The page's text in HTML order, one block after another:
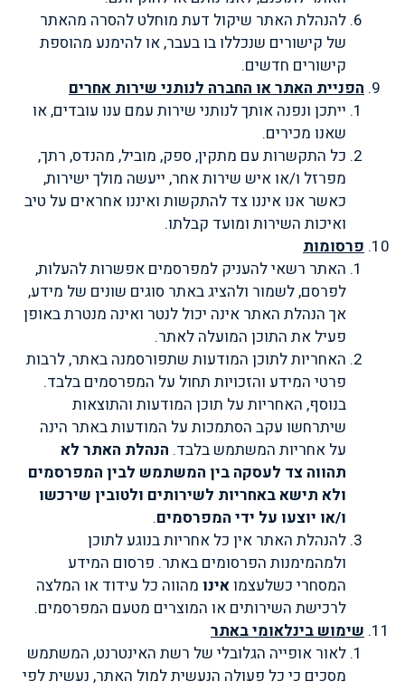
להנהלת האתר שיקול דעת מוחלט להסרה מהאתר
של קישורים שנכללו בו בעבר, או להימנע מהוספת
קישורים חדשים.
הפניית האתר או החברה לנותני שירות אחרים
ייתכן ונפנה אותך לנותני שירות עמם ענו עובדים, או
שאנו מכירים.
כל התקשרות עם מתקין, ספק, מוביל, מהנדס, רתך,
מפרזל ו/או איש שירות אחר, ייעשה מולך ישירות,
כאשר אנו איננו צד להתקשות ואיננו אחראים על טיב
ואיכות השירות ומועד קבלתו.
פרסומות
האתר רשאי להעניק למפרסמים אפשרות להעלות,
לפרסם, לשמור ולהציג באתר סוגים שונים של מידע,
אך הנהלת האתר אינה יכול לנטר ואינה מנטרת באופן
פעיל את התוכן המועלה לאתר.
האחריות לתוכן המודעות שתפורסמנה באתר, לרבות
פרטי המידע והזכויות תחול על המפרסמים בלבד.
בנוסף, האחריות על תוכן המודעות והתוצאות
שיתרחשו עקב הסתמכות על המודעות באתר הינה
על אחריות המשתמש בלבד. הנהלת האתר לא
תהווה צד לעסקה בין המשתמש לבין המפרסמים
ולא תישא באחריות לשירותים ולטובין שירכשו
ו/או יוצעו על ידי המפרסמים.
להנהלת האתר אין כל אחריות בנוגע לתוכן
ולמהמימנות הפרסומים באתר. פרסום המידע
המסחרי כשלעצמואינו מהווה כל עידוד או המלצה
לרכישת השירותים או המוצרים מטעם המפרסמים.
שימוש בינלאומי באתר
לאור אופייה הגלובלי של רשת האינטרנט, המשתמש
מסכים כי כל פעולה הנעשית למול האתר, נעשית לפי